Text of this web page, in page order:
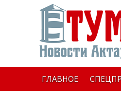
ГЛАВНОЕ